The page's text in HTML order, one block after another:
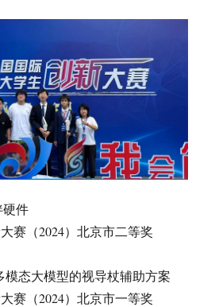
硬件
赛（2024）北京市二等奖
模态大模型的视导杖辅助方案
赛（2024）北京市一等奖